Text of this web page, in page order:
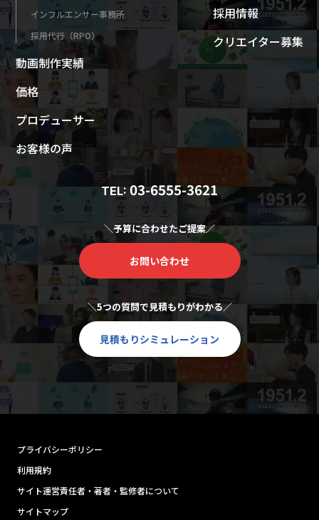
インフルエンサー事務所
採用代行（RPO）
動画制作実績
価格
プロデューサー
お客様の声
採用情報
クリエイター募集
TEL: 03-6555-3621
＼予算に合わせたご提案／
お問い合わせ
＼5つの質問で見積もりがわかる／
見積もりシミュレーション
プライバシーポリシー
利用規約
サイト運営責任者・著者・監修者について
サイトマップ